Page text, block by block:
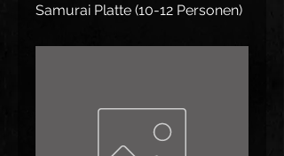
Samurai Platte (10-12 Personen)